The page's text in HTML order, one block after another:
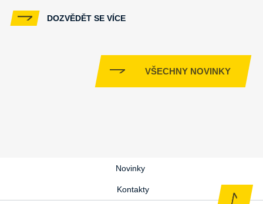
DOZVĚDĚT SE VÍCE
VŠECHNY NOVINKY
Novinky
Kontakty